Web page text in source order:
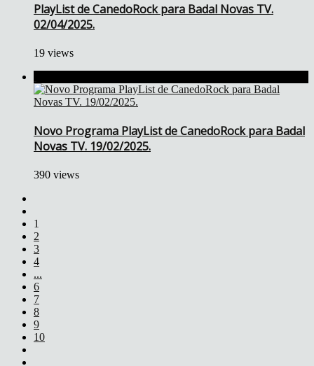
PlayList de CanedoRock para Badal Novas TV.
02/04/2025.
19 views
Novo Programa PlayList de CanedoRock para Badal
Novas TV. 19/02/2025.
390 views
1
2
3
4
...
6
7
8
9
10